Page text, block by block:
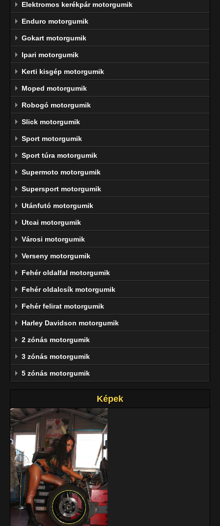
Elektromos kerékpár motorgumik
Enduro motorgumik
Gokart motorgumik
Ipari motorgumik
Kerti kisgép motorgumik
Moped motorgumik
Robogó motorgumik
Slick motorgumik
Sport motorgumik
Sport túra motorgumik
Supermoto motorgumik
Supersport motorgumik
Utánfutó motorgumik
Utcai motorgumik
Városi motorgumik
Verseny motorgumik
Fehér oldalfal motorgumik
Fehér oldalcsík motorgumik
Fehér felirat motorgumik
Harley Davidson motorgumik
2 zónás motorgumik
3 zónás motorgumik
5 zónás motorgumik
Képek